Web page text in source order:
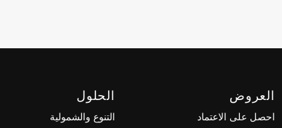
العروض
احصل على الاعتماد
الحلول
التنوع والشمولية